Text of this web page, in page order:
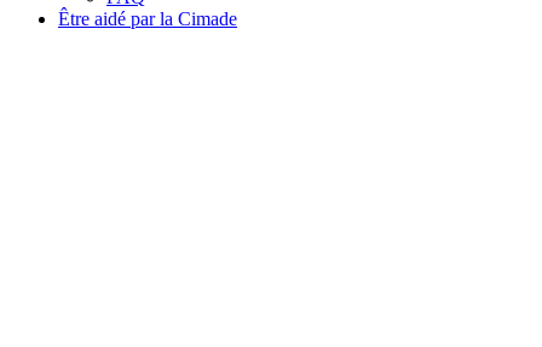
Être aidé par la Cimade